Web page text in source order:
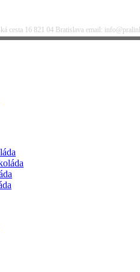
cesta 16 821 04 Bratislava email: